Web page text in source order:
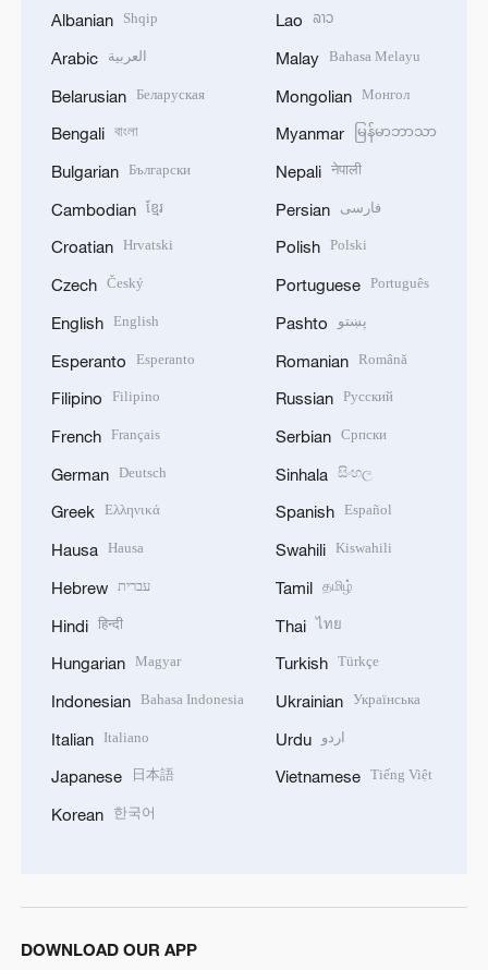
Albanian Shqip
Arabic العربية
Belarusian Беларуская
Bengali বাংলা
Bulgarian Български
Cambodian ខ្មែរ
Croatian Hrvatski
Czech Český
English English
Esperanto Esperanto
Filipino Filipino
French Français
German Deutsch
Greek Ελληνικά
Hausa Hausa
Hebrew עברית
Hindi हिन्दी
Hungarian Magyar
Indonesian Bahasa Indonesia
Italian Italiano
Japanese 日本語
Korean 한국어
Lao ລາວ
Malay Bahasa Melayu
Mongolian Монгол
Myanmar မြန်မာဘာသာ
Nepali नेपाली
Persian فارسی
Polish Polski
Portuguese Português
Pashto پښتو
Romanian Română
Russian Русский
Serbian Српски
Sinhala සිංහල
Spanish Español
Swahili Kiswahili
Tamil தமிழ்
Thai ไทย
Turkish Türkçe
Ukrainian Українська
Urdu اردو
Vietnamese Tiếng Việt
DOWNLOAD OUR APP